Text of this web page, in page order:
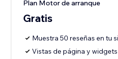
Plan Motor de arranque
Gratis
Muestra 50 reseñas en tu
Vistas de página y